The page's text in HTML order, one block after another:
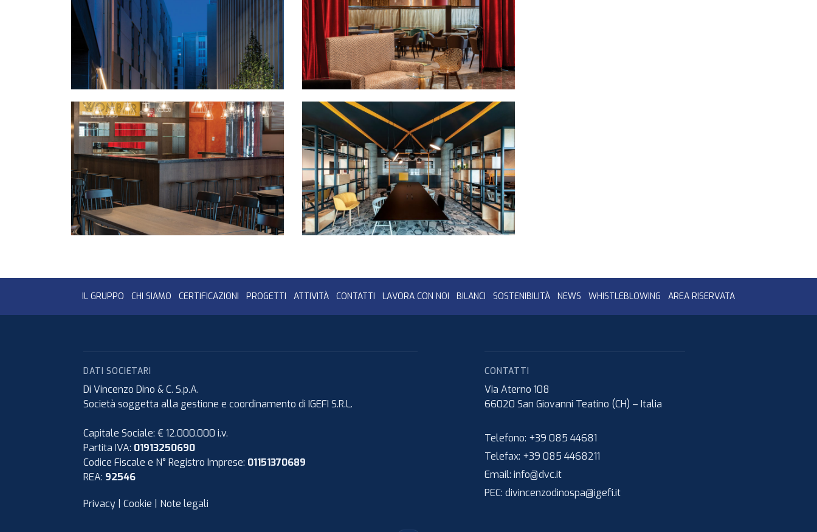
IL GRUPPO CHI SIAMO CERTIFICAZIONI PROGETTI ATTIVITÀ CONTATTI LAVORA CON NOI BILANCI SOSTENIBILITÀ NEWS WHISTLEBLOWING AREA RISERVATA
DATI SOCIETARI
Di Vincenzo Dino & C. S.p.A.
Società soggetta alla gestione e coordinamento di IGEFI S.R.L.
Capitale Sociale: € 12.000.000 i.v.
Partita IVA: 01913250690
Codice Fiscale e N° Registro Imprese: 01151370689
REA: 92546
Privacy Cookie Note legali
CONTATTI
Via Aterno 108
66020 San Giovanni Teatino (CH) – Italia
Telefono: +39 085 44681
Telefax: +39 085 4468211
Email: info@dvc.it
PEC: divincenzodinospa@igefi.it